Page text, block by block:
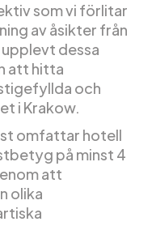
som vi förlitar
av åsikter från
dessa
att hitta
och
i Krakow.
omfattar hotell
på minst 4
att
olika